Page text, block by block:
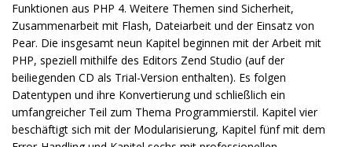
Funktionen aus PHP 4. Weitere Themen sind Sicherheit,
Zusammenarbeit mit Flash, Dateiarbeit und der Einsatz von
Pear. Die insgesamt neun Kapitel beginnen mit der Arbeit mit
PHP, speziell mithilfe des Editors Zend Studio (auf der
beiliegenden CD als Trial-Version enthalten). Es folgen
Datentypen und ihre Konvertierung und schließlich ein
umfangreicher Teil zum Thema Programmierstil. Kapitel vier
beschäftigt sich mit der Modularisierung, Kapitel fünf mit dem